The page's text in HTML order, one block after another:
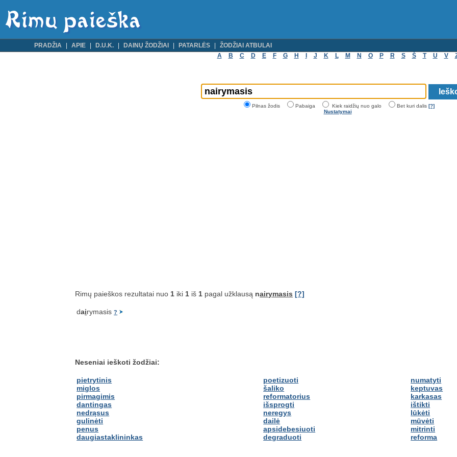
PRADŽIA APIE D.U.K. DAINŲ ŽODŽIAI PATARLĖS
ŽODŽIAI ATBULAI
A
B C D E F G H J K L M N O P R S Š T U V
Pilnas žodis Pabaiga Kiek raidžių nuo galo Bet kuri dalis [?]
Nustatymai
Rimų paieškos rezultatai nuo 1 iki 1 iš 1 pagal užklausą nairymasis [?]
dairymasis?
Neseniai ieškoti žodžiai:
pietrytinis
miglos
pirmagimis
dantingas
nedrąsus
gulinėti
penus
daugiastaklininkas
poetizuoti
šaliko
reformatorius
išsprogti
neregys
dailė
apsidebesiuoti
degraduoti
numatyti
keptuvas
karkasas
ištikti
lūkėti
mūvėti
mitrinti
reforma